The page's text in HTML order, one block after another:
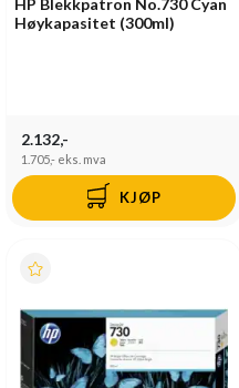
Høykapasitet (300ml)
2.132,-
1.705,- eks. mva
KJØP